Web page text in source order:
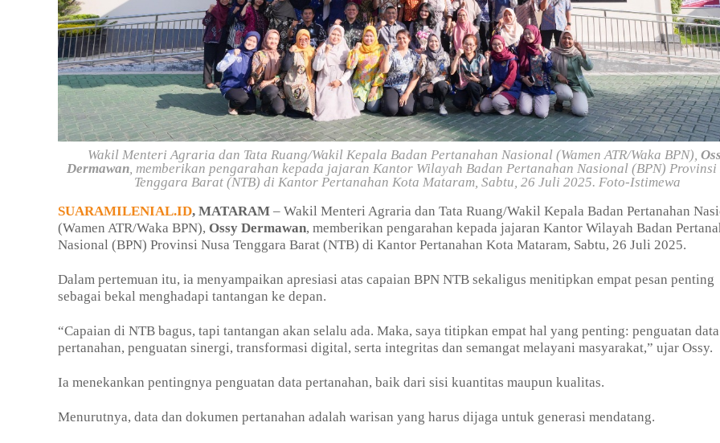
Wakil Menteri Agraria dan Tata Ruang/Wakil Kepala Badan Pertanahan Nasional (Wamen ATR/Waka BPN),
Dermawan, memberikan pengarahan kepada jajaran Kantor Wilayah Badan Pertanahan Nasional (BPN) Provinsi
Tenggara Barat (NTB) di Kantor Pertanahan Kota Mataram, Sabtu, 26 Juli 2025. Foto-Istimewa
SUARAMILENIAL.ID, MATARAM – Wakil Menteri Agraria dan Tata Ruang/Wakil Kepala Badan Pertanahan
(Wamen ATR/Waka BPN), Ossy Dermawan, memberikan pengarahan kepada jajaran Kantor Wilayah Badan
Nasional (BPN) Provinsi Nusa Tenggara Barat (NTB) di Kantor Pertanahan Kota Mataram, Sabtu, 26 Juli 2025.
Dalam pertemuan itu, ia menyampaikan apresiasi atas capaian BPN NTB sekaligus menitipkan empat pesan penting
sebagai bekal menghadapi tantangan ke depan.
“Capaian di NTB bagus, tapi tantangan akan selalu ada. Maka, saya titipkan empat hal yang penting: penguatan data
pertanahan, penguatan sinergi, transformasi digital, serta integritas dan semangat melayani masyarakat,” ujar Ossy.
Ia menekankan pentingnya penguatan data pertanahan, baik dari sisi kuantitas maupun kualitas.
Menurutnya, data dan dokumen pertanahan adalah warisan yang harus dijaga untuk generasi mendatang.